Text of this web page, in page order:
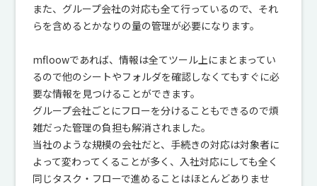
また、グループ会社の対応も全て行っているので、それ
らを含めるとかなりの量の管理が必要になります。
mfloowであれば、情報は全てツール上にまとまってい
るので他のシートやフォルダを確認しなくてもすぐに必
要な情報を見つけることができます。
グループ会社ごとにフローを分けることもできるので煩
雑だった管理の負担も解消されました。
当社のような規模の会社だと、手続きの対応は対象者に
よって変わってくることが多く、入社対応にしても全く
同じタスク・フローで進めることはほとんどありませ